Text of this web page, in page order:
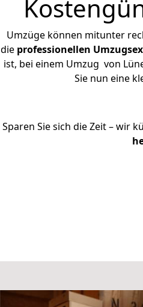
Umzüge können mitunter
die professionellen
ist, bei einem Umzug von
Sie nun eine
Sparen Sie sich die Zeit – wir